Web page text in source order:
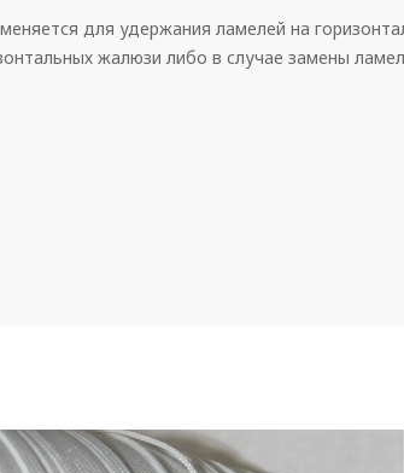
для удержания ламелей на
жалюзи либо в случае замены